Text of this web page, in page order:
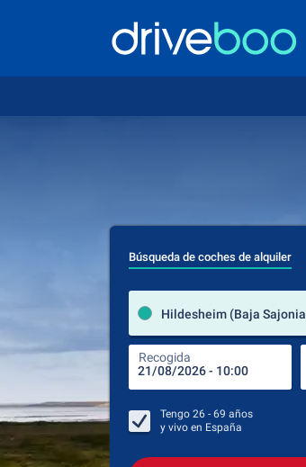
Búsqueda de coches de alquiler
Hildesheim (Baja
Recogida
Tengo 26 - 69 años
y vivo en España